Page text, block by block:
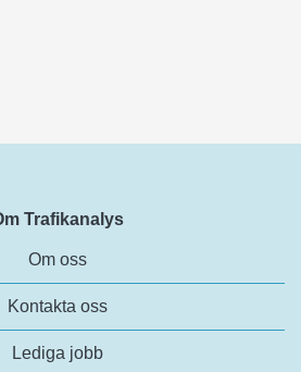
Trafikanalys
Om oss
Kontakta oss
Lediga jobb